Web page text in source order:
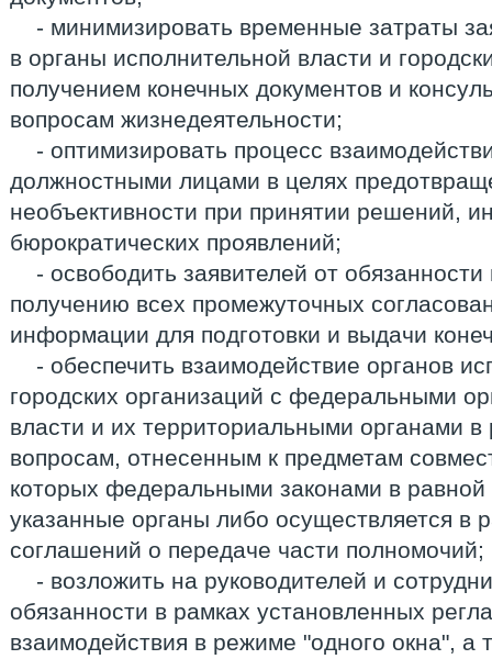
- минимизировать временные затраты
в органы исполнительной власти и
получением конечных документов и
вопросам жизнедеятельности;
- оптимизировать процесс
должностными лицами в целях
необъективности при принятии решений,
бюрократических проявлений;
- освободить заявителей от
получению всех промежуточных
информации для подготовки и выдачи
- обеспечить взаимодействие органов
городских организаций с федеральными
власти и их территориальными органами
вопросам, отнесенным к предметам
которых федеральными законами в
указанные органы либо осуществляется в
соглашений о передаче части полномочий;
- возложить на руководителей и
обязанности в рамках установленных
взаимодействия в режиме "одного окна", а